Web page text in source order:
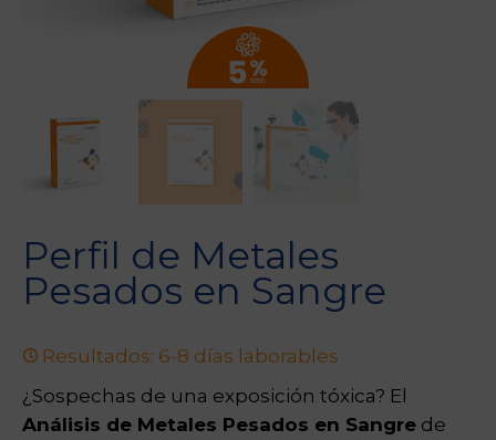
Perfil de Metales
Pesados en Sangre
Resultados: 6-8 días laborables
¿Sospechas de una exposición tóxica? El
Análisis de Metales Pesados en Sangre de